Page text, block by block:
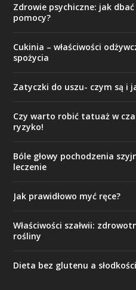
Zdrowie psychiczne: jak
pomocy?
Cukinia – właściwości
spożycia
Zatyczki do uszu- czym są i
Czy warto robić tatuaż w
ryzyko!
Bóle głowy pochodzenia
leczenie
Jak prawidłowo myć ręce?
Właściwości szałwii:
rośliny
Dieta bez glutenu a słodkości